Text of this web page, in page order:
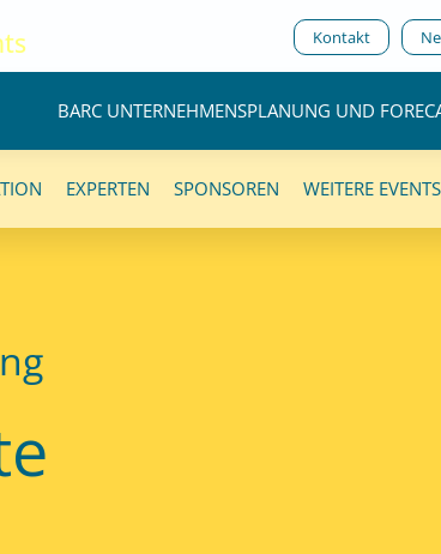
Kontakt
BARC UNTERNEHMENSPLANUNG UND
EXPERTEN SPONSOREN WEITERE EVENTS